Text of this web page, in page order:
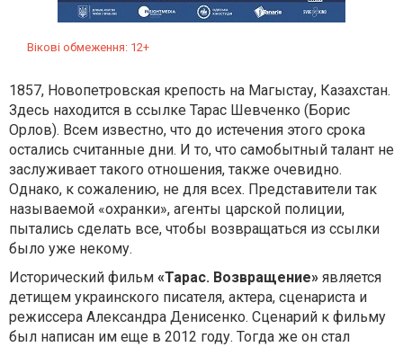
Вікові обмеження: 12+
1857, Новопетровская крепость на Магыстау, Казахстан.
Здесь находится в ссылке Тарас Шевченко (Борис
Орлов). Всем известно, что до истечения этого срока
остались считанные дни. И то, что самобытный талант не
заслуживает такого отношения, также очевидно.
Однако, к сожалению, не для всех. Представители так
называемой «охранки», агенты царской полиции,
пытались сделать все, чтобы возвращаться из ссылки
было уже некому.
Исторический фильм «Тарас. Возвращение» является
детищем украинского писателя, актера, сценариста и
режиссера Александра Денисенко. Сценарий к фильму
был написан им еще в 2012 году. Тогда же он стал